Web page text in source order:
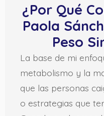
¿Por Qué
Paola
Peso
La base de mi
metabolismo y la
que las personas
o estrategias que